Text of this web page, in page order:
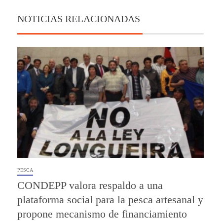
NOTICIAS RELACIONADAS
PESCA
CONDEPP valora respaldo a una
plataforma social para la pesca artesanal y
propone mecanismo de financiamiento